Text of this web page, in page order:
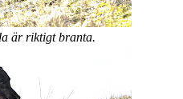
är riktigt branta.